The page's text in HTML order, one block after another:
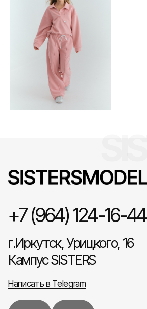
+7 (964) 124-16-44
г.Иркутск, Урицкого, 16
Кампус SISTERS
Написать в Telegram